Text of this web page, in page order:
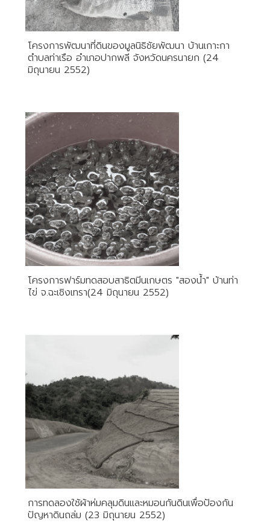
โครงการพัฒนาที่ดินของมูลนิธิชัยพัฒนา บ้านเกาะกา
ตำบลท่าเรือ อำเภอปากพลี จังหวัดนครนายก (24
มิถุนายน 2552)
โครงการฟาร์มทดสอบสาธิตมีนเกษตร "สองน้ำ" บ้านท่า
ไข่ จ.ฉะเชิงเทรา(24 มิถุนายน 2552)
การทดลองใช้ผ้าห่มคลุมดินและหมอนกันดินเพื่อป้องกัน
ปัญหาดินถล่ม (23 มิถุนายน 2552)